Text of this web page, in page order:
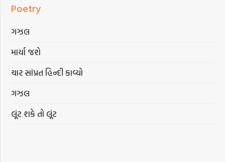
Poetry
ગઝલ
માર્યા જશે
ચાર સાંપ્રત હિન્દી કાવ્યો
ગઝલ
લૂંટ શકે તો લૂંટ